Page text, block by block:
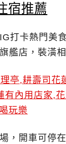
宿推薦
打卡熱門美
艦店，裝潢
，開車可停